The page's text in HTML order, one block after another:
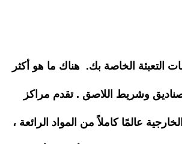
التعبئة الخاصة بك. هناك ما هو أكثر
وشريط اللاصق . تقدم مراكز
عالمًا كاملاً من المواد الرائعة ،